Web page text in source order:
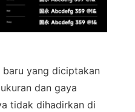
baru yang diciptakan
dan gaya
tidak dihadirkan di